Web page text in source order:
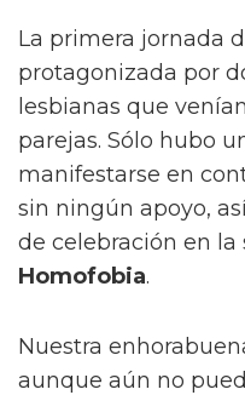
La primera jornada
protagonizada por
lesbianas que
parejas. Sólo hubo
manifestarse en
sin ningún apoyo,
de celebración en la
Homofobia.
Nuestra
aunque aún no